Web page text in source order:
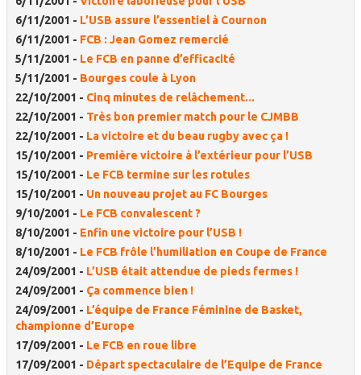
6/11/2001 - L’USB assure l’essentiel à Cournon
6/11/2001 - FCB : Jean Gomez remercié
5/11/2001 - Le FCB en panne d’efficacité
5/11/2001 - Bourges coule à Lyon
22/10/2001 - Cinq minutes de relâchement...
22/10/2001 - Très bon premier match pour le CJMBB
22/10/2001 - La victoire et du beau rugby avec ça !
15/10/2001 - Première victoire à l’extérieur pour l’USB
15/10/2001 - Le FCB termine sur les rotules
15/10/2001 - Un nouveau projet au FC Bourges
9/10/2001 - Le FCB convalescent ?
8/10/2001 - Enfin une victoire pour l’USB !
8/10/2001 - Le FCB frôle l’humiliation en Coupe de France
24/09/2001 - L’USB était attendue de pieds fermes !
24/09/2001 - Ça commence bien !
24/09/2001 - L’équipe de France Féminine de Basket,
championne d’Europe
17/09/2001 - Le FCB en roue libre
17/09/2001 - Départ spectaculaire de l’Equipe de France